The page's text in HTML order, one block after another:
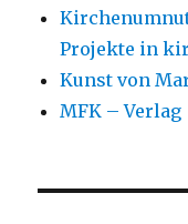
Projekte in
Kunst von
MFK – Verlag